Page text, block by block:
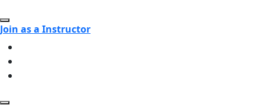
Join as a Instructor